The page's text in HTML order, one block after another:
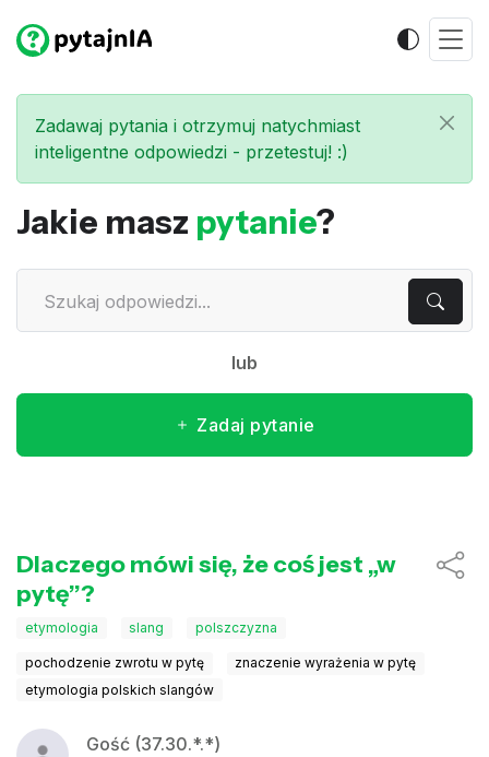
Zadawaj pytania i otrzymuj natychmiast
inteligentne odpowiedzi - przetestuj! :)
Jakie masz pytanie?
lub
Zadaj pytanie
Dlaczego mówi się, że coś jest „w
pytę”?
etymologia slang polszczyzna
pochodzenie zwrotu w pytę
znaczenie wyrażenia w pytę
etymologia polskich slangów
Gość (37.30.*.*)